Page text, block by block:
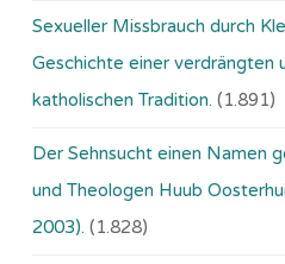
Sexueller Missbrauch durch
Geschichte einer verdrängten
katholischen Tradition. (1.891)
Der Sehnsucht einen Namen
und Theologen Huub
2003). (1.828)